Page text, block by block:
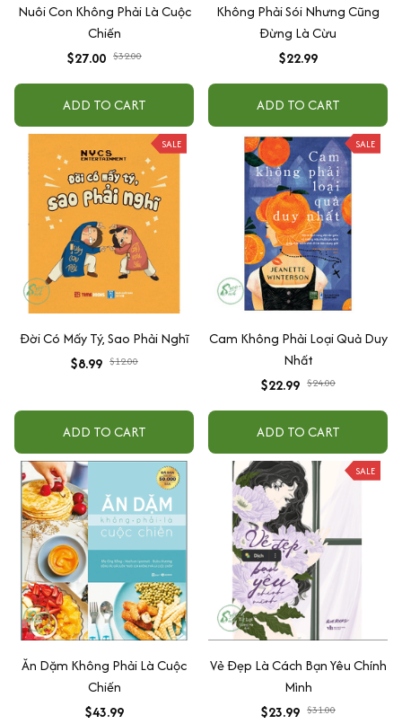
Nuôi Con Không Phải Là Cuộc
Chiến
$27.00 $32.00
ADD TO CART
Không Phải Sói Nhưng Cũng
Đừng Là Cừu
$22.99
ADD TO CART
SALE
Đời Có Mấy Tý, Sao Phải Nghĩ
$8.99 $12.00
ADD TO CART
SALE
Cam Không Phải Loại Quả Duy
Nhất
$22.99 $24.00
ADD TO CART
Ăn Dặm Không Phải Là Cuộc
Chiến
$43.99
SALE
Vẻ Đẹp Là Cách Bạn Yêu Chính
Mình
$23.99 $31.00